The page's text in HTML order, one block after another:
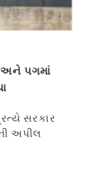
અને પગમાં